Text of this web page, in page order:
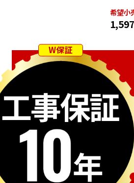
希望⼩
W保証